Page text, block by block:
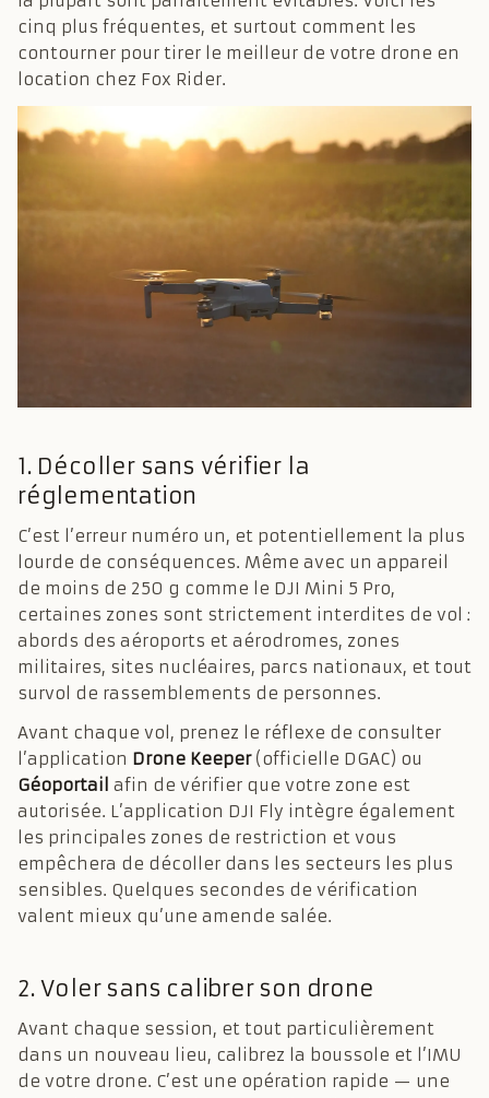
cinq plus fréquentes, et surtout comment les
contourner pour tirer le meilleur de votre drone en
location chez Fox Rider.
1. Décoller sans vérifier la
réglementation
C’est l’erreur numéro un, et potentiellement la plus
lourde de conséquences. Même avec un appareil
de moins de 250 g comme le DJI Mini 5 Pro,
certaines zones sont strictement interdites de vol :
abords des aéroports et aérodromes, zones
militaires, sites nucléaires, parcs nationaux, et tout
survol de rassemblements de personnes.
Avant chaque vol, prenez le réflexe de consulter
l’application Drone Keeper(officielle DGAC) ou
Géoportail afin de vérifier que votre zone est
autorisée. L’application DJI Fly intègre également
les principales zones de restriction et vous
empêchera de décoller dans les secteurs les plus
sensibles. Quelques secondes de vérification
valent mieux qu’une amende salée.
2. Voler sans calibrer son drone
Avant chaque session, et tout particulièrement
dans un nouveau lieu, calibrez la boussole et l’IMU
de votre drone. C’est une opération rapide — une